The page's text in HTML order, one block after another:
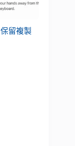
留複製